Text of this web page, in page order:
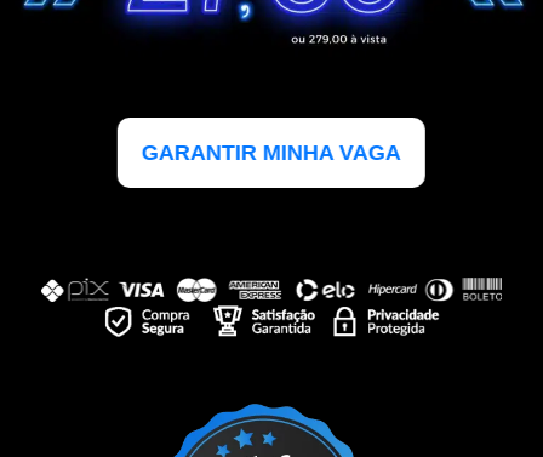
GARANTIR MINHA VAGA